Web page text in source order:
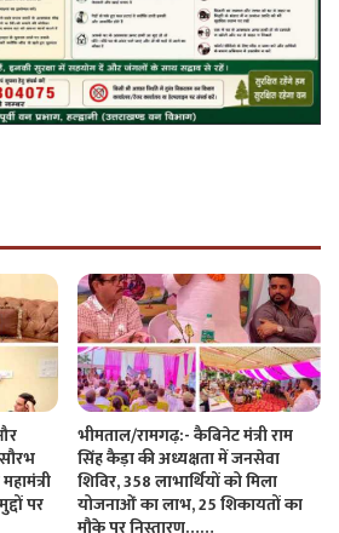
पर
भीमताल/रामगढ़:- कैबिनेट मंत्री राम
सिंह कैड़ा की अध्यक्षता में जनसेवा
शिविर, 358 लाभार्थियों को मिला
योजनाओं का लाभ, 25 शिकायतों का
मौके पर निस्तारण……